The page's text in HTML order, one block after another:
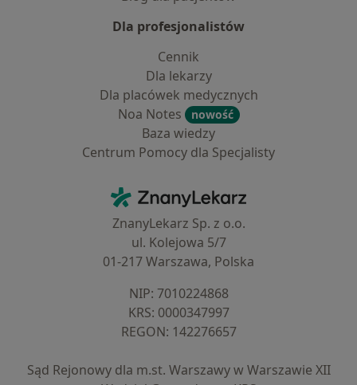
Dla profesjonalistów
Cennik
Dla lekarzy
Dla placówek medycznych
Noa Notes
nowość
Baza wiedzy
Centrum Pomocy dla Specjalisty
ZnanyLekarz - Strona główna
ZnanyLekarz Sp. z o.o.
ul. Kolejowa 5/7
01-217 Warszawa, Polska
NIP: ⁠7010224868
KRS: ⁠0000347997
REGON: ⁠142276657
Sąd Rejonowy dla m.st. Warszawy w Warszawie XII